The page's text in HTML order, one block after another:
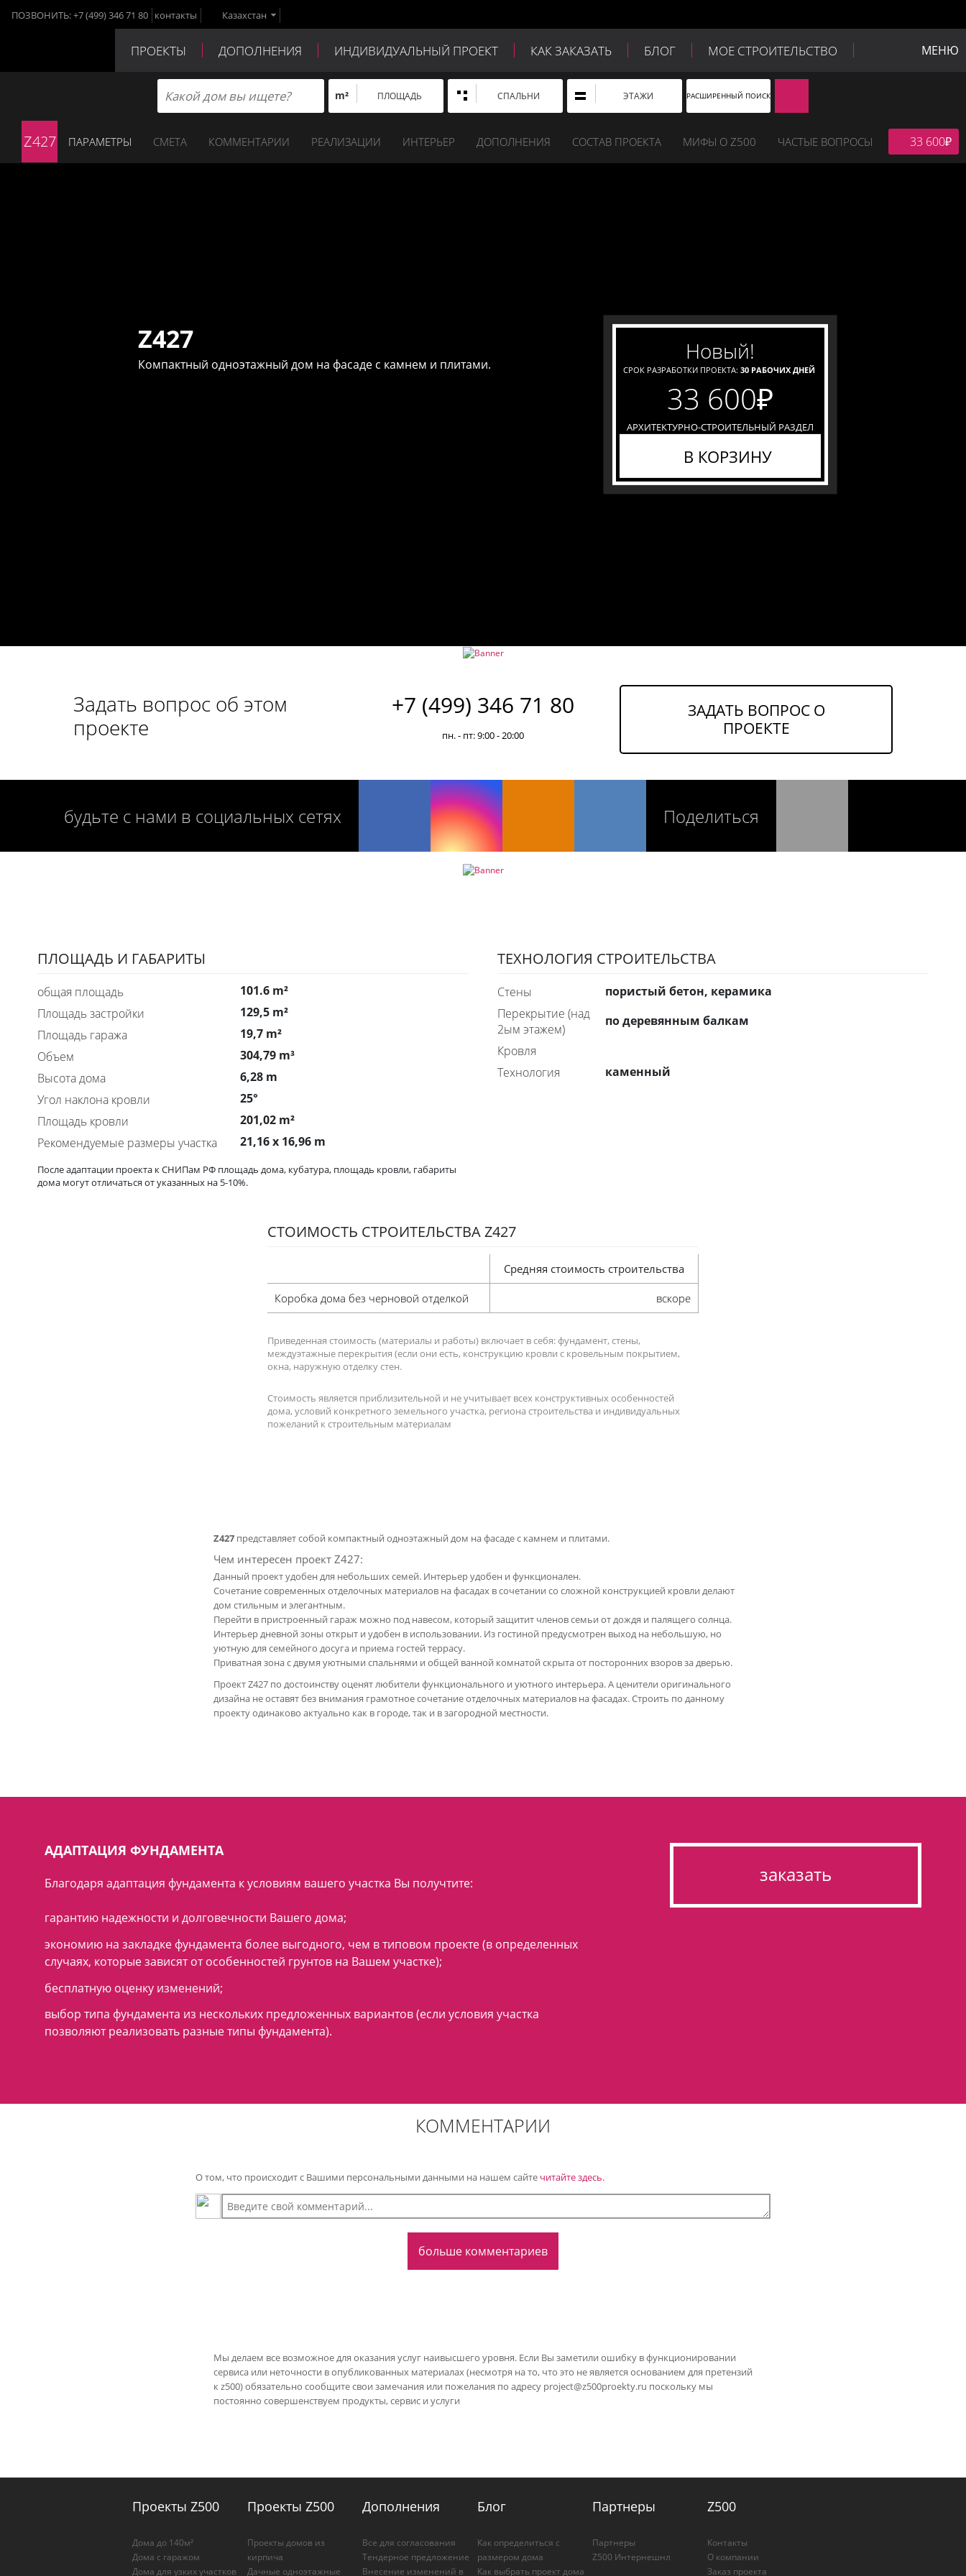
ПОЗВОНИТЬ:+7 (499) 346 71 80 контакты Казахстан
ПРОЕКТЫ ДОПОЛНЕНИЯ ИНДИВИДУАЛЬНЫЙ ПРОЕКТ КАК ЗАКАЗАТЬ БЛОГ МОЕ СТРОИТЕЛЬСТВО
ПАРТНЕРЫ КОНТАКТЫ
МЕНЮ
m² ПЛОЩАДЬ СПАЛЬНИ ЭТАЖИ РАСШИРЕННЫЙ ПОИСК
Z427 ПАРАМЕТРЫ СМЕТА КОММЕНТАРИИ РЕАЛИЗАЦИИ ИНТЕРЬЕР ДОПОЛНЕНИЯ СОСТАВ ПРОЕКТА МИФЫ O Z500 ЧАСТЫЕ ВОПРОСЫ 33 600₽
Z427
Компактный одноэтажный дом на фасаде с камнем и плитами. новый!
СРОК РАЗРАБОТКИ ПРОЕКТА: 30 РАБОЧИХ ДНЕЙ
33 600₽
АРХИТЕКТУРНО-СТРОИТЕЛЬНЫЙ РАЗДЕЛ
В КОРЗИНУ
Задать вопрос об этом
проекте
+7 (499) 346 71 80
пн. - пт: 9:00 - 20:00
ЗАДАТЬ ВОПРОС О
ПРОЕКТЕ
будьте с нами в социальных сетях Поделиться
ПЛОЩАДЬ И ГАБАРИТЫ
общая площадь
101.6 m²
Площадь застройки
129,5 m²
Площадь гаража
19,7 m²
Объем
304,79 m³
Высота дома
6,28 m
Угол наклона кровли
25°
Площадь кровли
201,02 m²
Рекомендуемые размеры участка
21,16 x 16,96 m
После адаптации проекта к СНИПам РФ площадь дома, кубатура, площадь кровли, габариты
дома могут отличаться от указанных на 5-10%.
ТЕХНОЛОГИЯ СТРОИТЕЛЬСТВА
Стены
пористый бетон, керамика
Перекрытие (над
2ым этажем)
по деревянным балкам
Кровля
технология
каменный
СТОИМОСТЬ СТРОИТЕЛЬСТВА Z427
Средняя стоимость строительства
коробка дома без черновой отделкой вскоре
Приведенная стоимость (материалы и работы) включает в себя: фундамент, стены,
междуэтажные перекрытия (если они есть, конструкцию кровли с кровельным покрытием,
окна, наружную отделку стен.
Стоимость является приблизительной и не учитывает всех конструктивных особенностей
дома, условий конкретного земельного участка, региона строительства и индивидуальных
пожеланий к строительным материалам
Z427 представляет собой компактный одноэтажный дом на фасаде с камнем и плитами.
Чем интересен проект Z427:
Данный проект удобен для небольших семей. Интерьер удобен и функционален.
Сочетание современных отделочных материалов на фасадах в сочетании со сложной конструкцией кровли делают
дом стильным и элегантным.
Перейти в пристроенный гараж можно под навесом, который защитит членов семьи от дождя и палящего солнца.
Интерьер дневной зоны открыт и удобен в использовании. Из гостиной предусмотрен выход на небольшую, но
уютную для семейного досуга и приема гостей террасу.
Приватная зона с двумя уютными спальнями и общей ванной комнатой скрыта от посторонних взоров за дверью.
Проект Z427 по достоинству оценят любители функционального и уютного интерьера. А ценители оригинального
дизайна не оставят без внимания грамотное сочетание отделочных материалов на фасадах. Строить по данному
проекту одинаково актуально как в городе, так и в загородной местности.
АДАПТАЦИЯ ФУНДАМЕНТА
Благодаря адаптация фундамента к условиям вашего участка Вы получтите:
гарантию надежности и долговечности Вашего дома;
экономию на закладке фундамента более выгодного, чем в типовом проекте (в определенных
случаях, которые зависят от особенностей грунтов на Вашем участке);
бесплатную оценку изменений;
выбор типа фундамента из нескольких предложенных вариантов (если условия участка
позволяют реализовать разные типы фундамента).
заказать
КОММЕНТАРИИ
О том, что происходит с Вашими персональными данными на нашем сайте читайте здесь.
больше комментариев
Мы делаем все возможное для оказания услуг наивысшего уровня. Если Вы заметили ошибку в функционировании
сервиса или неточности в опубликованных материалах (несмотря на то, что это не является основанием для претензий
к z500) обязательно сообщите свои замечания или пожелания по адресу project@z500proekty.ru поскольку мы
постоянно совершенствуем продукты, сервис и услуги
Проекты Z500
Дома до 140м²
Дома с гаражом
Дома для узких участков
Проекты Z500
Проекты домов из
кирпича
Дачные одноэтажные
Дополнения
Все для согласования
Тендерное предложение
Внесение изменений в
Блог
Как определиться с
размером дома
Как выбрать проект дома
Партнеры
Партнеры
Z500 Интернешнл
Z500
Контакты
О компании
Заказ проекта